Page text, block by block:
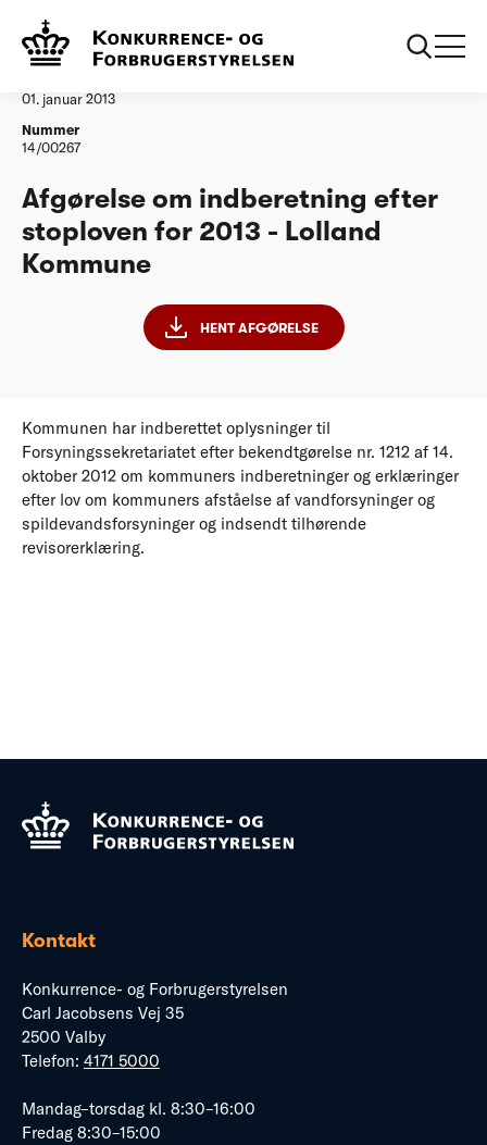
Vandtilsyn
01. januar 2013
Nummer
14/00267
Afgørelse om indberetning efter
stoploven for 2013 - Lolland
Kommune
HENT AFGØRELSE
Kommunen har indberettet oplysninger til
Forsyningssekretariatet efter bekendtgørelse nr. 1212 af 14.
oktober 2012 om kommuners indberetninger og erklæringer
efter lov om kommuners afståelse af vandforsyninger og
spildevandsforsyninger og indsendt tilhørende
revisorerklæring.
Kontakt
Konkurrence- og Forbrugerstyrelsen
Carl Jacobsens Vej 35
2500 Valby
Telefon: 4171 5000
Mandag–torsdag kl. 8:30–16:00
Fredag 8:30–15:00